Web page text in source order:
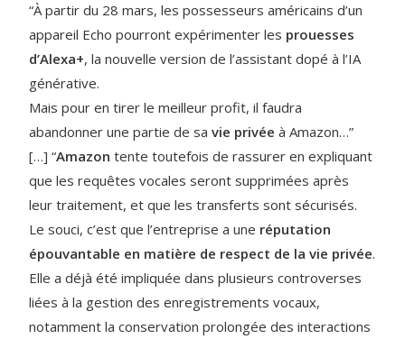
“À partir du 28 mars, les possesseurs américains d’un
appareil Echo pourront expérimenter les prouesses
d’Alexa+, la nouvelle version de l’assistant dopé à l’IA
générative.
Mais pour en tirer le meilleur profit, il faudra
abandonner une partie de savie privée à Amazon…”
[…] “Amazon tente toutefois de rassurer en expliquant
que les requêtes vocales seront supprimées après
leur traitement, et que les transferts sont sécurisés.
Le souci, c’est que l’entreprise a une réputation
épouvantable en matière de respect de la vie privée.
Elle a déjà été impliquée dans plusieurs controverses
liées à la gestion des enregistrements vocaux,
notamment la conservation prolongée des interactions